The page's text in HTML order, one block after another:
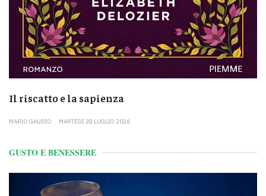
Il riscatto e la sapienza
MARIO GAUDIO MARTEDÌ 28 LUGLIO 2026
GUSTO E BENESSERE